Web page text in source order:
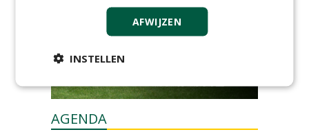
AGENDA
AFWIJZEN
INSTELLEN